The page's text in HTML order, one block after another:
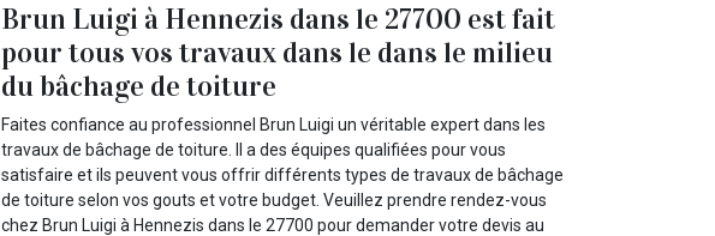
Brun Luigi à Hennezis dans le 27700 est fait
pour tous vos travaux dans le dans le milieu
du bâchage de toiture
Faites confiance au professionnel Brun Luigi un véritable expert dans les
travaux de bâchage de toiture. Il a des équipes qualifiées pour vous
satisfaire et ils peuvent vous offrir différents types de travaux de bâchage
de toiture selon vos gouts et votre budget. Veuillez prendre rendez-vous
chez Brun Luigi à Hennezis dans le 27700 pour demander votre devis au